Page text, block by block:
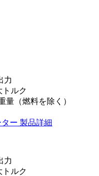
力
トルク
量（燃料を除く）
ー 製品詳細
力
トルク